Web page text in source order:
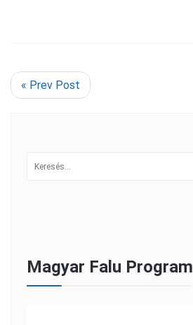
« Prev Post
Magyar Falu Program